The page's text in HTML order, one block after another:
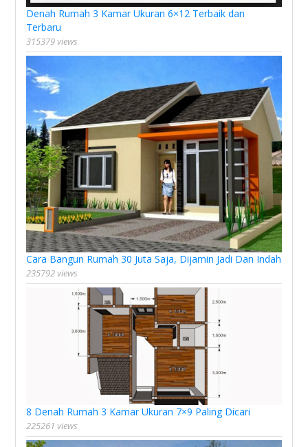
Denah Rumah 3 Kamar Ukuran 6×12 Terbaik dan
Terbaru
315379 views
Cara Bangun Rumah 30 Juta Saja, Dijamin Jadi Dan Indah
235792 views
8 Denah Rumah 3 Kamar Ukuran 7×9 Paling Dicari
225261 views